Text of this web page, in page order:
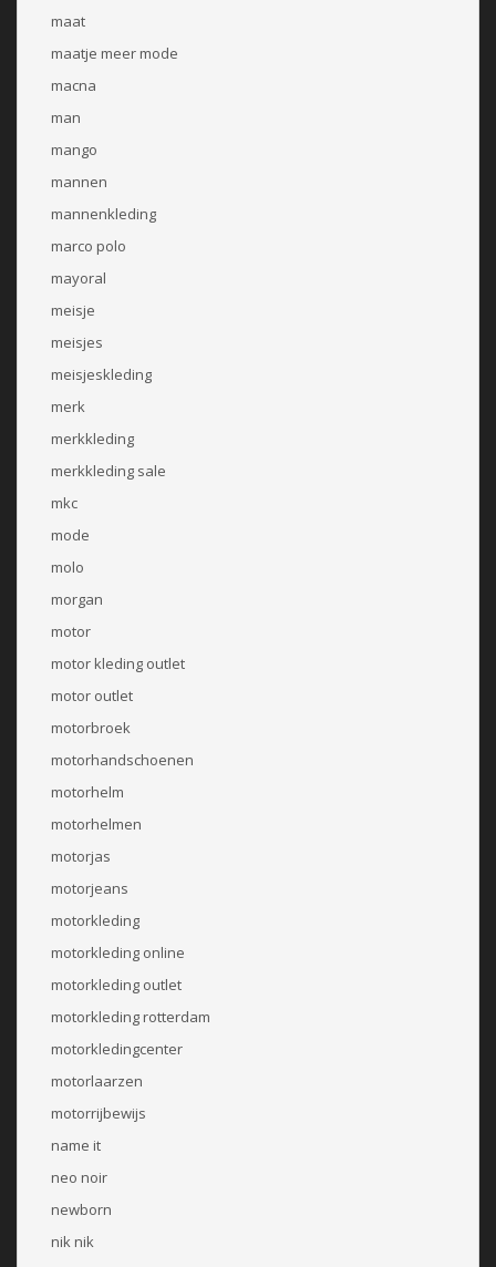
maat
maatje meer mode
macna
man
mango
mannen
mannenkleding
marco polo
mayoral
meisje
meisjes
meisjeskleding
merk
merkkleding
merkkleding sale
mkc
mode
molo
morgan
motor
motor kleding outlet
motor outlet
motorbroek
motorhandschoenen
motorhelm
motorhelmen
motorjas
motorjeans
motorkleding
motorkleding online
motorkleding outlet
motorkleding rotterdam
motorkledingcenter
motorlaarzen
motorrijbewijs
name it
neo noir
newborn
nik nik